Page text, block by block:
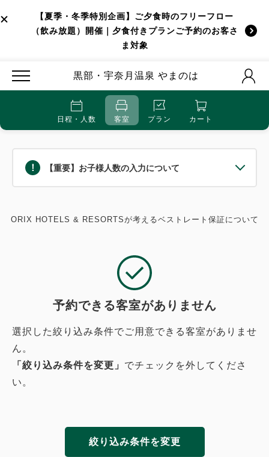
【夏季・冬季特別企画】ご夕食時のフリーフロー
（飲み放題）開催｜夕食付きプランご予約のお客さ
ま対象
黒部・宇奈月温泉 やまのは
日程・人数 客室 プラン カート
【重要】お子様人数の入力について
ORIX HOTELS & RESORTSが考えるベストレート保証について
予約できる客室がありません
選択した絞り込み条件でご用意できる客室がありませ
ん。
「絞り込み条件を変更」 でチェックを外してくださ
い。
絞り込み条件を変更